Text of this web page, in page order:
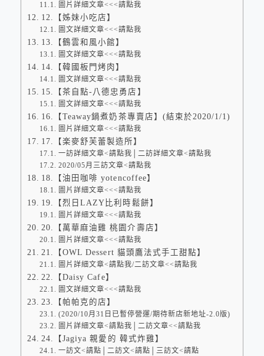
圖片詳細文章<<<請點我
12.【姊妹小吃店】
圖文詳細文章<<<請點我
13.【鶴雲和風小館】
圖文詳細文章<<<請點我
14.【韓國板門烤肉】
圖文詳細文章<<<請點我
15.【茶自點-八德忠勇店】
圖文詳細文章<<<請點我
16.【Teaway鍋煮奶茶專賣店】(結束於2020/1/1)
圖片詳細文章<<<請點我
17.【楽麥舒芙蕾製造所】
一訪詳細文章<請點我│二訪詳細文章<請點我
2020/05月三訪文章<請點我
18.【油田咖啡 yotencoffee】
圖片詳細文章<<<請點我
19.【烈日LAZY比利時鬆餅】
圖片詳細文章<<<請點我
20.【萬華麻油雞 桃園介壽店】
圖片詳細文章<<<請點我
21.【OWL Dessert 貓頭鷹法式手工甜點】
圖片詳細文章<請點我/二訪文章<<請點我
22.【Daisy Cafe】
圖文詳細文章<<<請點我
23.【帕帕克的店】
(2020/10月31日已暫停營運/期待新店新地址-2.0版)
圖片詳細文章<請點我│二訪文章<<請點我
24.【Jagiya 親愛的 韓式炸雞】
一訪文<請點│二訪文<請點│三訪文<請點